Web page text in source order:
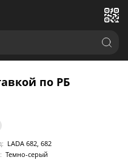
по РБ
LADA 682, 682
Темно-серый